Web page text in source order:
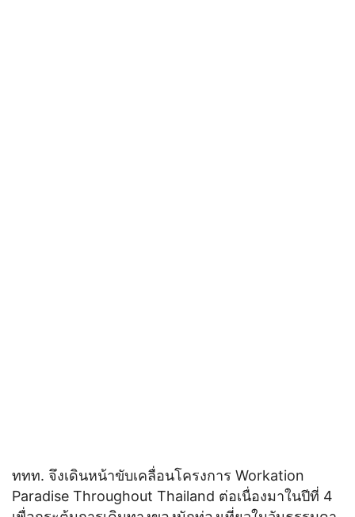
ททท. จึงเดินหน้าขับเคลื่อนโครงการ Workation
Paradise Throughout Thailand ต่อเนื่องมาในปีที่ 4